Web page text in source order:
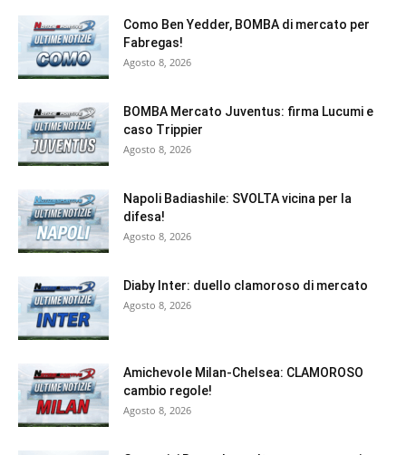
Como Ben Yedder, BOMBA di mercato per
Fabregas!
Agosto 8, 2026
BOMBA Mercato Juventus: firma Lucumi e
caso Trippier
Agosto 8, 2026
Napoli Badiashile: SVOLTA vicina per la
difesa!
Agosto 8, 2026
Diaby Inter: duello clamoroso di mercato
Agosto 8, 2026
Amichevole Milan-Chelsea: CLAMOROSO
cambio regole!
Agosto 8, 2026